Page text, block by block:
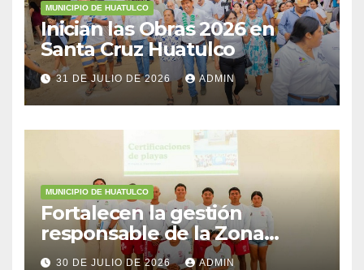
MUNICIPIO DE HUATULCO
Inician las Obras 2026 en
Santa Cruz Huatulco
31 DE JULIO DE 2026 ADMIN
MUNICIPIO DE HUATULCO
Fortalecen la gestión
responsable de la Zona
Federal Marítimo Terrestre
30 DE JULIO DE 2026 ADMIN